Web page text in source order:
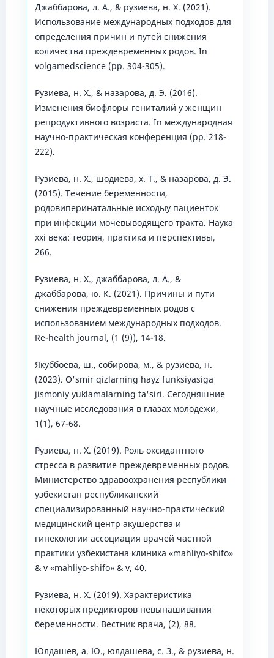
Джаббарова, л. А., & рузиева, н. Х. (2021).
Использование международных подходов для
определения причин и путей снижения
количества преждевременных родов. In
volgamedscience (pp. 304-305).
Рузиева, н. Х., & назарова, д. Э. (2016).
Изменения биофлоры гениталий у женщин
репродуктивного возраста. In международная
научно-практическая конференция (pp. 218-
222).
Рузиева, н. Х., шодиева, х. Т., & назарова, д. Э.
(2015). Течение беременности,
родовиперинатальные исходыу пациенток
при инфекции мочевыводящего тракта. Наука
xxi века: теория, практика и перспективы,
266.
Рузиева, н. Х., джаббарова, л. А., &
джаббарова, ю. К. (2021). Причины и пути
снижения преждевременных родов c
использованием международных подходов.
Re-health journal, (1 (9)), 14-18.
Якуббоева, ш., собирова, м., & рузиева, н.
(2023). O'smir qizlarning hayz funksiyasiga
jismoniy yuklamalarning ta'siri. Сегодняшние
научные исследования в глазах молодежи,
1(1), 67-68.
Рузиева, н. Х. (2019). Роль оксидантного
стресса в развитие преждевременных родов.
Министерство здравоохранения республики
узбекистан республиканский
специализированный научно-практический
медицинский центр акушерства и
гинекологии ассоциация врачей частной
практики узбекистана клиника «mahliyo-shifo»
& v «mahliyo-shifo» & v, 40.
Рузиева, н. Х. (2019). Характеристика
некоторых предикторов невынашивания
беременности. Вестник врача, (2), 88.
Юлдашев, а. Ю., юлдашева, с. З., & рузиева, н.